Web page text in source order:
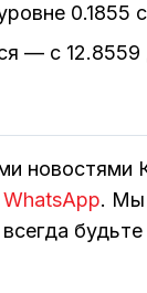
0.1855
— с
WhatsApp. Мы